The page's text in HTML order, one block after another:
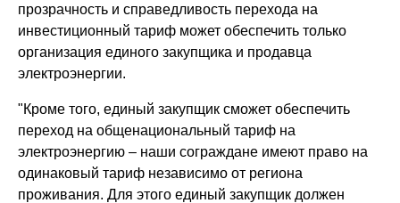
прозрачность и справедливость перехода на
инвестиционный тариф может обеспечить только
организация единого закупщика и продавца
электроэнергии.
"Кроме того, единый закупщик сможет обеспечить
переход на общенациональный тариф на
электроэнергию – наши сограждане имеют право на
одинаковый тариф независимо от региона
проживания. Для этого единый закупщик должен